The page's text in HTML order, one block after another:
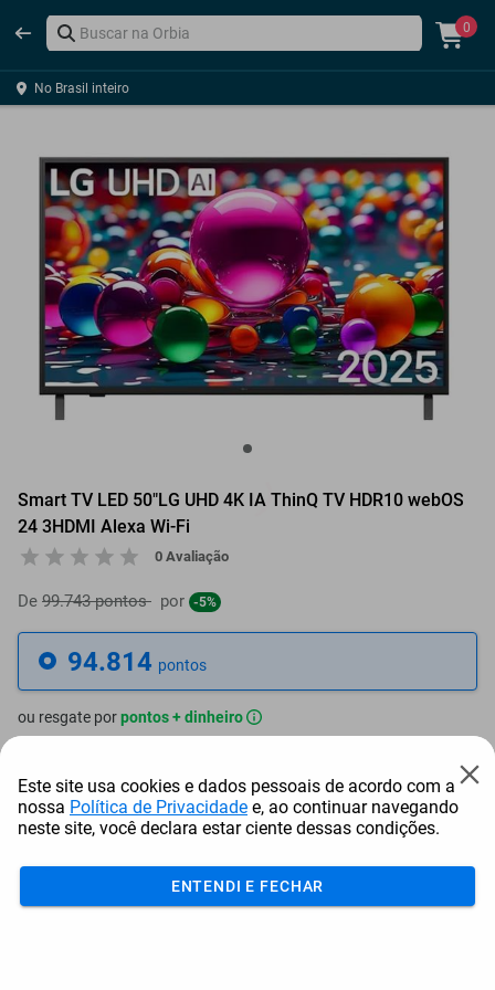
0
No Brasil inteiro
Smart TV LED 50"LG UHD 4K IA ThinQ TV HDR10 webOS
24 3HDMI Alexa Wi-Fi
0 Avaliação
De 99.743 pontos por -5%
94.814 pontos
ou resgate porpontos + dinheiro
80.592 pontos + R$ 654,21
Este site usa cookies e dados pessoais de acordo com a
nossa Política de Privacidade e, ao continuar navegando
neste site, você declara estar ciente dessas condições.
ENTENDI E FECHAR